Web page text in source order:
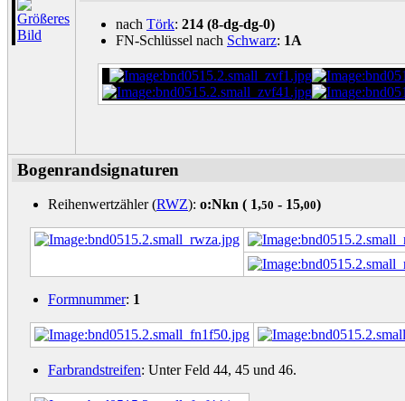
nach Törk: 214 (8-dg-dg-0)
FN-Schlüssel nach Schwarz: 1A
Bogenrandsignaturen
Reihenwertzähler (RWZ): o:Nkn ( 1,50 - 15,00)
Formnummer: 1
Farbrandstreifen: Unter Feld 44, 45 und 46.